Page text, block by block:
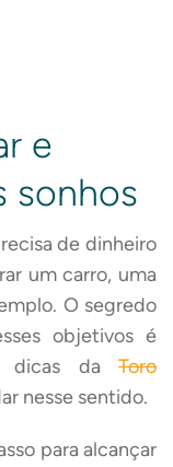
e
sonhos
de dinheiro
um carro, uma
O segredo
objetivos é
dicas da Toro
nesse sentido.
para alcançar